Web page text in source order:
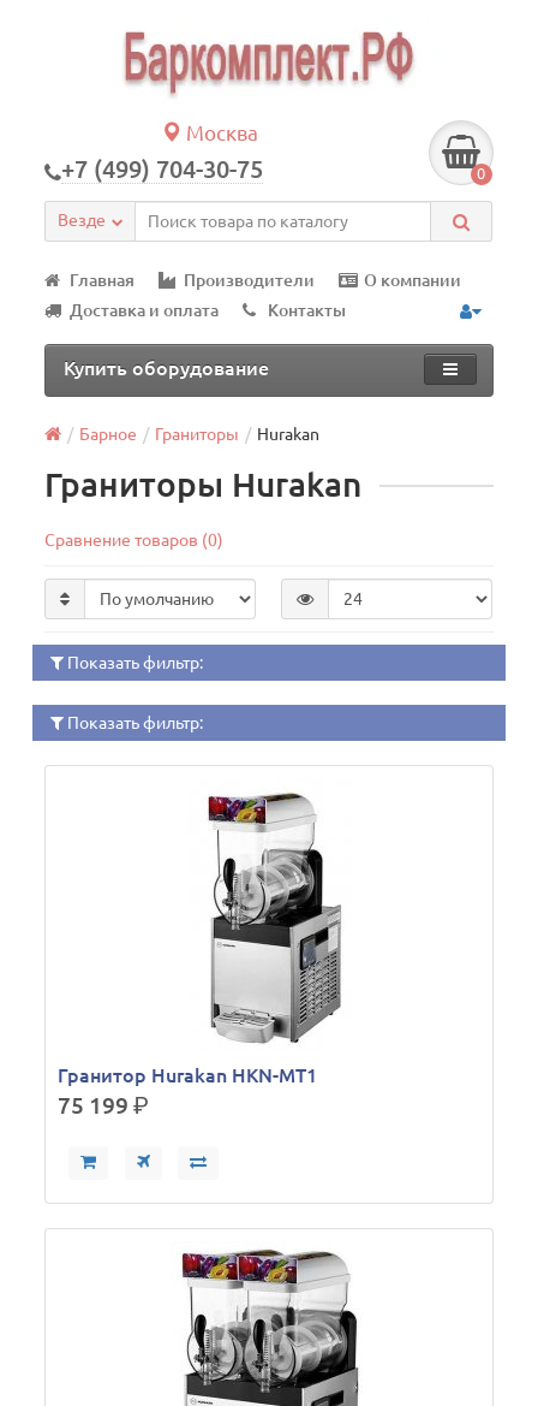
Москва
+7 (499) 704-30-75 0
Везде
Главная Производители
О компании
Доставка и оплата
Контакты
Купить оборудование
Барное Граниторы Hurakan
Граниторы Hurakan
Сравнение товаров (0)
Показать фильтр:
Показать фильтр:
Гранитор Hurakan HKN-MT1
75 199р.